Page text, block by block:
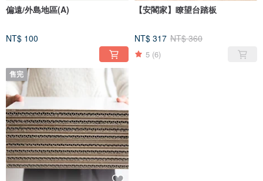
偏遠/外島地區(A)
NT$ 100
【安閣家】瞭望台踏板
NT$ 317 NT$ 360
5 (6)
售完